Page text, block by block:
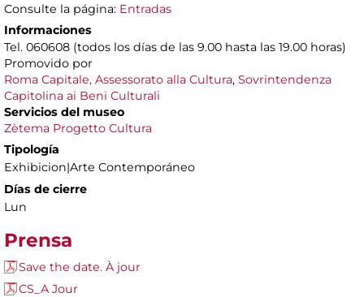
Consulte la página: Entradas
Informaciones
Tel. 060608 (todos los días de las 9.00 hasta las 19.00 horas)
Promovido por
Roma Capitale, Assessorato alla Cultura, Sovrintendenza
Capitolina ai Beni Culturali
Servicios del museo
Zètema Progetto Cultura
Tipología
Exhibicion|Arte Contemporáneo
Días de cierre
Lun
Prensa
Save the date. À jour
CS_A Jour